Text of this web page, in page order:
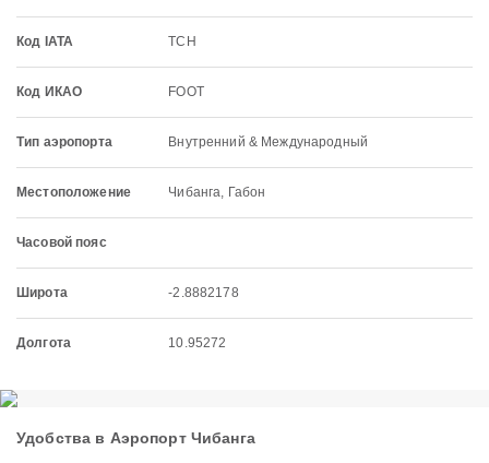
Код IATA TCH
Код ИКАО FOOT
Тип аэропорта Внутренний & Международный
Местоположение Чибанга, Габон
Часовой пояс
Широта -2.8882178
Долгота 10.95272
Удобства в Аэропорт Чибанга